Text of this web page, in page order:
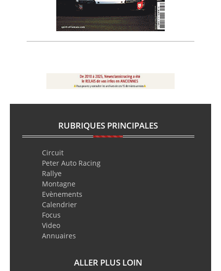
RUBRIQUES PRINCIPALES
Circuit
Peter Auto Racing
Rallye
Montagne
Evènements
Calendrier
Focus
Video
Annuaires
ALLER PLUS LOIN